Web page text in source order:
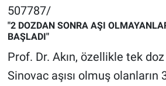
507787/
"2 DOZDAN SONRA AŞI
BAŞLADI"
Prof. Dr. Akın, özellikle tek
Sinovac aşısı olmuş olanların
Programlar
Sağlık
Spor